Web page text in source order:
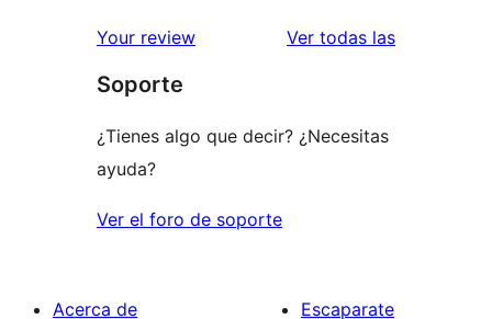
estrellas
de
estrellas
Your review Ver todas las
Soporte
¿Tienes algo que decir? ¿Necesitas
ayuda?
Ver el foro de soporte
Acerca de Escaparate